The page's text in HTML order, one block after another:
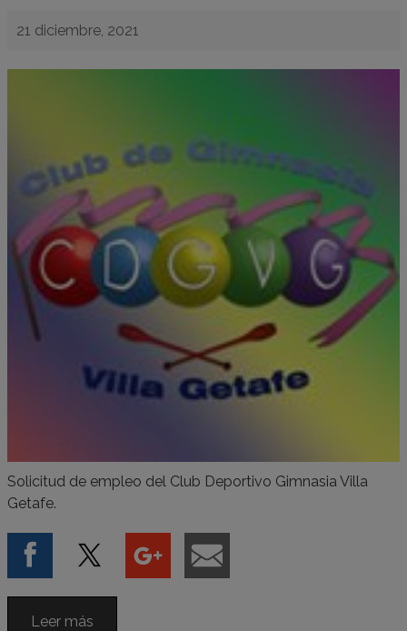
21 diciembre, 2021
Solicitud de empleo del Club Deportivo Gimnasia Villa
Getafe.
Leer más